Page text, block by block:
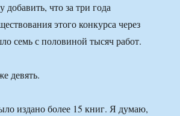
что за три года
этого конкурса через
семь с половиной тысяч работ.
девять.
издано более 15 книг. Я думаю,